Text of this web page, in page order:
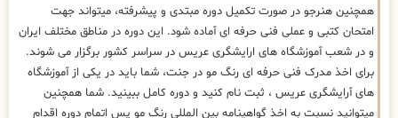
همچنین هنرجو در صورت تکمیل دوره مبتدی و پیشرفته، میتواند جهت
امتحان کتبی و عملی فنی حرفه ای آماده شود. این دوره در مناطق مختلف ایران
و در شعب آموزشگاه های ارایشگری عریس در سراسر کشور برگزار می شوند.
برای اخذ مدرک فنی حرفه ای رنگ مو در جنت، شما باید در یکی از آموزشگاه
های آرایشگری عریس ، ثبت نام کنید و دوره کامل ببینید. شما همچنین
میتوانید نسبت به اخذ گواهینامه بین المللی رنگ مو پس اتمام دوره اقدام